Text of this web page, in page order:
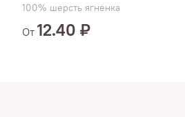
100% шерсть ягненка
От 12.40 ₽